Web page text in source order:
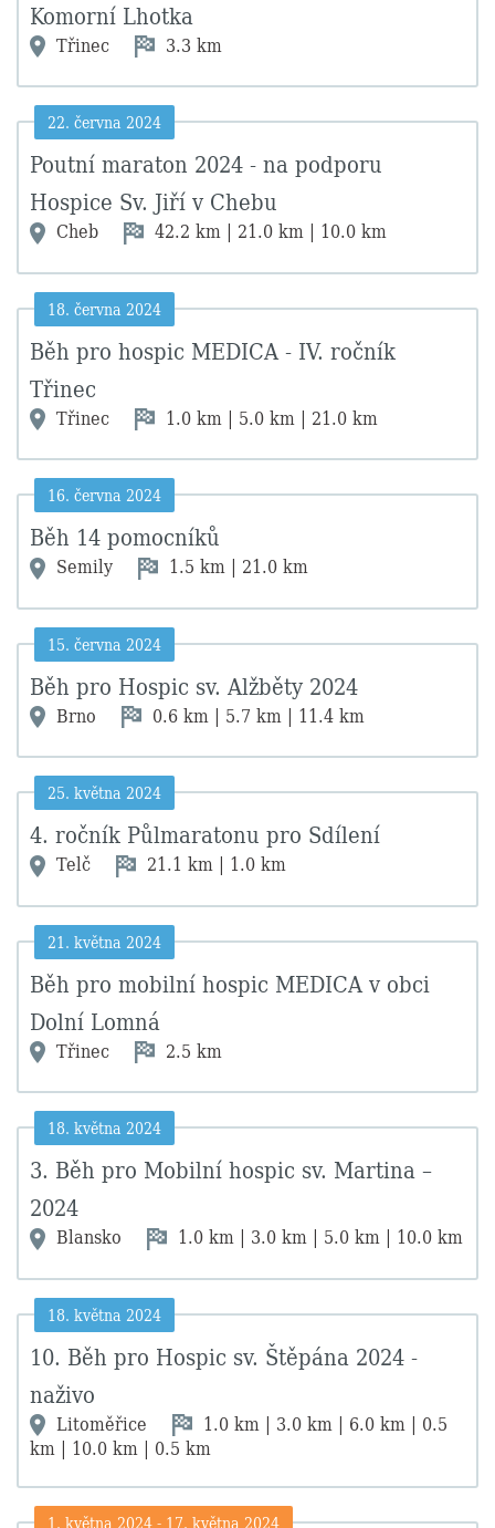
Komorní Lhotka
Třinec 3.3 km
22. června 2024
Poutní maraton 2024 - na podporu
Hospice Sv. Jiří v Chebu
Cheb 42.2 km | 21.0 km | 10.0 km
18. června 2024
Běh pro hospic MEDICA - IV. ročník
Třinec
Třinec 1.0 km | 5.0 km | 21.0 km
16. června 2024
Běh 14 pomocníků
Semily 1.5 km | 21.0 km
15. června 2024
Běh pro Hospic sv. Alžběty 2024
Brno 0.6 km | 5.7 km | 11.4 km
25. května 2024
4. ročník Půlmaratonu pro Sdílení
Telč 21.1 km | 1.0 km
21. května 2024
Běh pro mobilní hospic MEDICA v obci
Dolní Lomná
Třinec 2.5 km
18. května 2024
3. Běh pro Mobilní hospic sv. Martina –
2024
Blansko 1.0 km | 3.0 km | 5.0 km | 10.0 km
18. května 2024
10. Běh pro Hospic sv. Štěpána 2024 -
naživo
Litoměřice
1.0 km | 3.0 km | 6.0 km | 0.5
km | 10.0 km | 0.5 km
1. května 2024- 17. května 2024